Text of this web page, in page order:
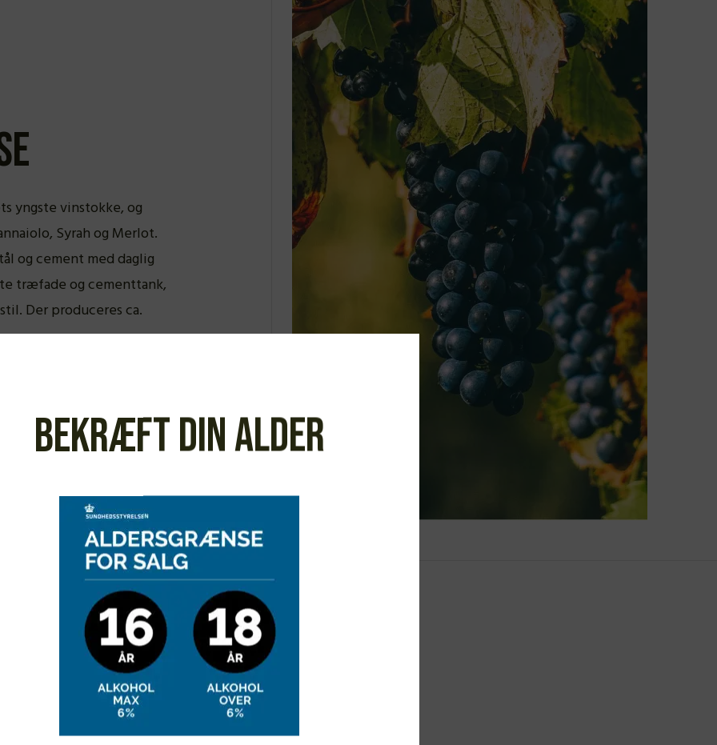
yngste vinstokke, og
Syrah og Merlot.
og cement med daglig
træfade og cementtank,
Der produceres ca.
Fra samme vinbonde
Bekræft din alder